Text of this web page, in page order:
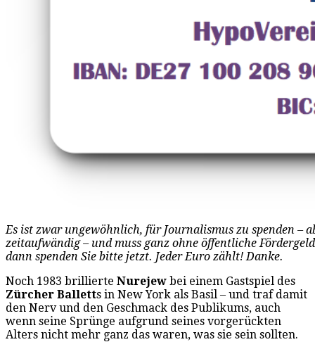
Es ist zwar ungewöhnlich, für Journalismus zu spenden –
zeitaufwändig – und muss ganz ohne öffentliche
dann spenden Sie bitte jetzt. Jeder Euro zählt! Danke.
Noch 1983 brillierte Nurejew bei einem Gastspiel des
Zürcher Balletts in New York als Basil – und traf damit
den Nerv und den Geschmack des Publikums, auch
wenn seine Sprünge aufgrund seines vorgerückten
Alters nicht mehr ganz das waren, was sie sein sollten.